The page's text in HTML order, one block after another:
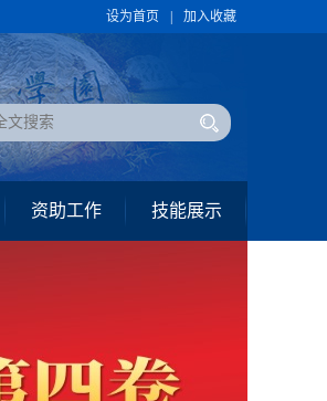
设为首页 加入收藏
资助工作 技能展示